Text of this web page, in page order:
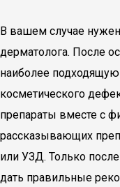
В вашем случае
дерматолога. После
наиболее
косметического
препараты вместе с
рассказывающих
или УЗД. Только
дать правильные